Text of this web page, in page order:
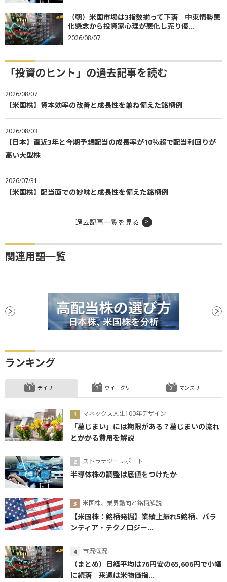
（朝）米国市場は3指数揃って下落 中東情勢悪
化懸念から投資家心理が悪化し売り優...
2026/08/07
「投資のヒント」の過去記事を読む
2026/08/07
【米国株】資本効率の改善と成長性を兼ね備えた銘柄例
2026/08/03
【日本】直近3年と今期予想配当の成長率が10％超で配当利回りが
高い大型株
2026/07/31
【米国株】配当面での妙味と成長性を備えた銘柄例
過去記事一覧を見る
関連用語一覧
ランキング
デイリー
マネックス人生100年デザイン
「墓じまい」には期限がある？墓じまいの流れ
とかかる費用を解説
ストラテジーレポート
半導体株の調整は底値をつけたか
米国株、業界動向と銘柄解説
【米国株：銘柄発掘】業績上振れ5銘柄、パラ
ンティア・テクノロジー...
市況概況
（まとめ）日経平均は76円安の65,606円で小幅
に続落 来週は米物価指...
ウイークリー マンスリー